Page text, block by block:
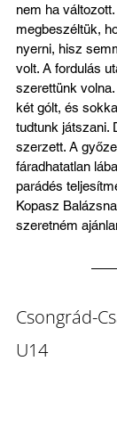
nem ha
megbeszéltük,
nyerni, hisz
volt. A fordulás
szerettünk
két gólt, és
tudtunk játszani.
szerzett. A
fáradhatatlan
parádés
Kopasz
szeretném
Csongrád-
U14